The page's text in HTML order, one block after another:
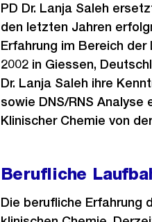
PD Dr. Lanja Saleh
den letzten Jahren
Erfahrung im Bereich
2002 in Giessen,
Dr. Lanja Saleh ihre
sowie DNS/RNS
Klinischer Chemie von
Berufliche
Die berufliche Erfahrung